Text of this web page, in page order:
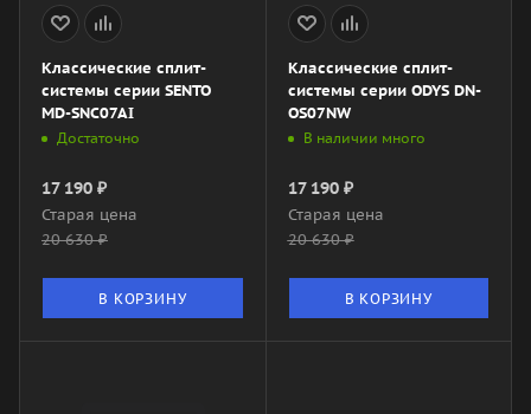
Классические сплит-
системы серии SENTO
MD-SNC07AI
Достаточно
17 190 ₽
Старая цена
20 630₽
В КОРЗИНУ
Классические сплит-
системы серии ODYS DN-
OS07NW
В наличии много
17 190₽
Старая цена
20 630₽
В КОРЗИНУ